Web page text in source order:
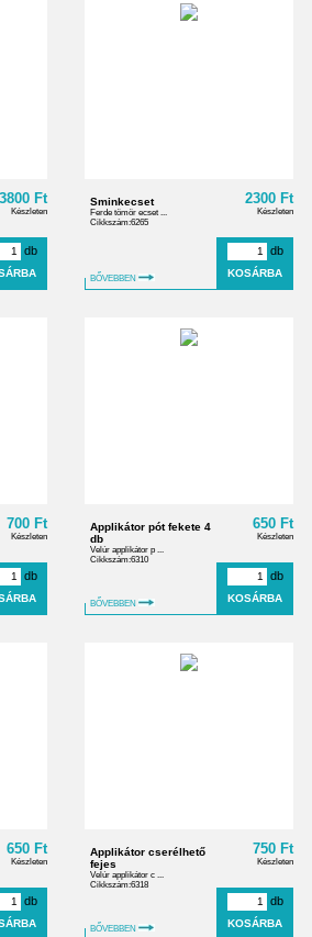
3800 Ft
Készleten
db
Sminkecset
Ferde tömör ecset ...
Cikkszám:6265
BŐVEBBEN
2300 Ft
Készleten
db
700 Ft
Készleten
db
Applikátor pót fekete 4
db
Velúr applikátor p ...
Cikkszám:6310
BŐVEBBEN
650 Ft
Készleten
db
650 Ft
Készleten
db
Applikátor cserélhető
fejes
Velúr applikátor c ...
Cikkszám:6318
BŐVEBBEN
750 Ft
Készleten
db